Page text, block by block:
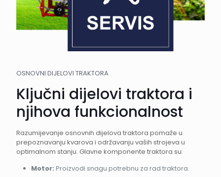
OSNOVNI DIJELOVI TRAKTORA
Ključni dijelovi traktora i
njihova funkcionalnost
Razumijevanje osnovnih dijelova traktora pomaže u
prepoznavanju kvarova i održavanju vaših strojeva u
optimalnom stanju. Glavne komponente traktora su:
Motor: Proizvodi snagu potrebnu za rad traktora.